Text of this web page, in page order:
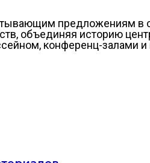
предложениям в
объединяя историю
конференц-залами и